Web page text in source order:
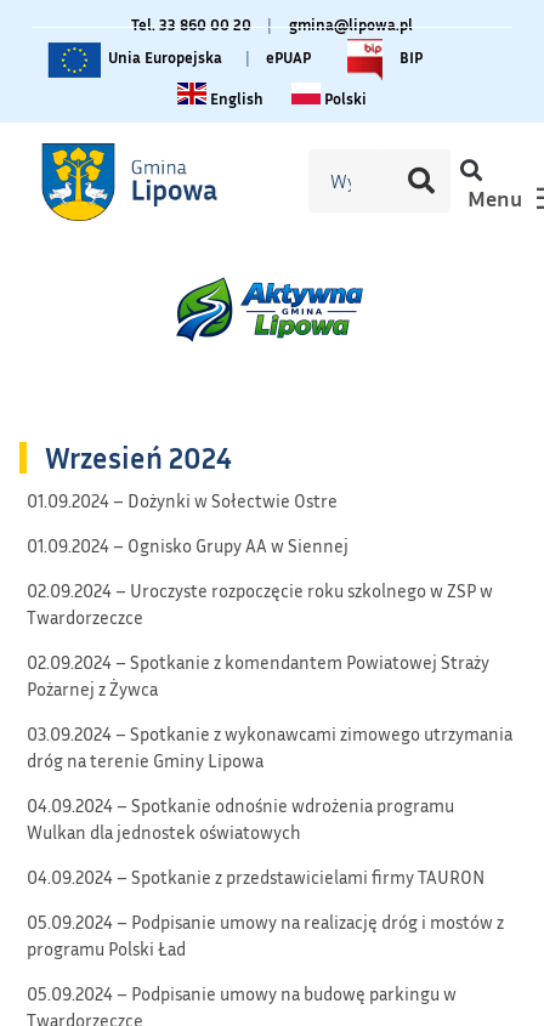
Tel. 33 860 00 20 |
gmina@lipowa.pl
Unia Europejska
| ePUAP
BIP
Change language to English
English Zmiana języka na polski
Polski
Menu
Wrzesień 2024
01.09.2024 – Dożynki w Sołectwie Ostre
01.09.2024 – Ognisko Grupy AA w Siennej
02.09.2024 – Uroczyste rozpoczęcie roku szkolnego w ZSP w
Twardorzeczce
02.09.2024 – Spotkanie z komendantem Powiatowej Straży
Pożarnej z Żywca
03.09.2024 – Spotkanie z wykonawcami zimowego utrzymania
dróg na terenie Gminy Lipowa
04.09.2024 – Spotkanie odnośnie wdrożenia programu
Wulkan dla jednostek oświatowych
04.09.2024 – Spotkanie z przedstawicielami firmy TAURON
05.09.2024 – Podpisanie umowy na realizację dróg i mostów z
programu Polski Ład
05.09.2024 – Podpisanie umowy na budowę parkingu w
Twardorzeczce